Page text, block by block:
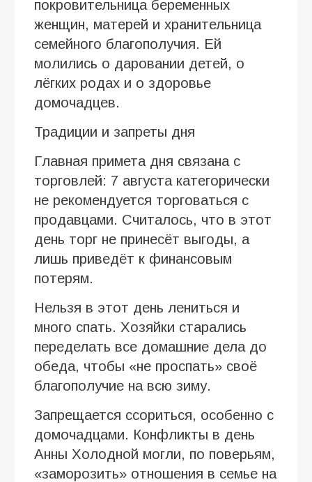
покровительница беременных
женщин, матерей и хранительница
семейного благополучия. Ей
молились о даровании детей, о
лёгких родах и о здоровье
домочадцев.
Традиции и запреты дня
Главная примета дня связана с
торговлей: 7 августа категорически
не рекомендуется торговаться с
продавцами. Считалось, что в этот
день торг не принесёт выгоды, а
лишь приведёт к финансовым
потерям.
Нельзя в этот день лениться и
много спать. Хозяйки старались
переделать все домашние дела до
обеда, чтобы «не проспать» своё
благополучие на всю зиму.
Запрещается ссориться, особенно с
домочадцами. Конфликты в день
Анны Холодной могли, по поверьям,
«заморозить» отношения в семье на